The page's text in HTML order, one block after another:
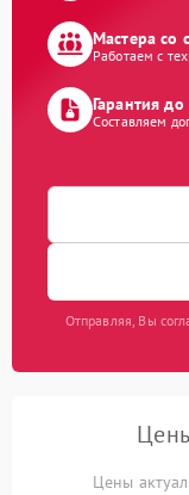
Мастера со
Работаем с
Гарантия
Составляем
Отправляя, Вы
Цены